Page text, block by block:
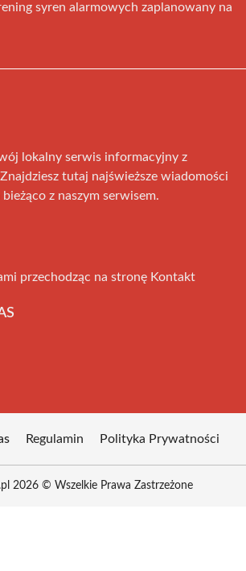
syren alarmowych zaplanowany na
lokalny serwis informacyjny z
tutaj najświeższe wiadomości
z naszym serwisem.
przechodząc na stronę Kontakt
Regulamin Polityka Prywatności
2026 © Wszelkie Prawa Zastrzeżone